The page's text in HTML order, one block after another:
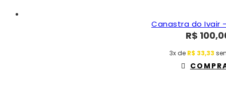
Canastra do Ivair
R$
3x de R$ 33,33